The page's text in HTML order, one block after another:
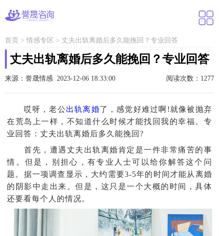
首页 > 情感专区 > 丈夫出轨离婚后多久能挽回？专业回答
丈夫出轨离婚后多久能挽回？专业回答
来源：誉晟情感 2023-12-06 18:33:00 阅读次数：1277
哎呀，老公出轨离婚了，感觉好难过啊!就像被抛弃
在荒岛上一样，不知道什么时候才能找回我的幸福。专
业回答：丈夫出轨离婚后多久能挽回?
首先，遭遇丈夫出轨离婚肯定是一件非常痛苦的事
情。但是，别担心，有专业人士可以给你解答这个问
题。据一项调查显示，大约需要3-5年的时间才能从离婚
的阴影中走出来。但是，这只是一个大概的时间，具体
还要看每个人的情况。